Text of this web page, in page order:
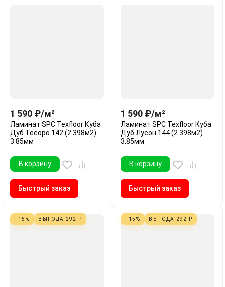
1 590 ₽/м²
Ламинат SPC Texfloor Куба
Дуб Тесоро 142 (2.398м2)
3.85мм
В корзину
Быстрый заказ
1 590 ₽/м²
Ламинат SPC Texfloor Куба
Дуб Лусон 144 (2.398м2)
3.85мм
В корзину
Быстрый заказ
- 15% ВЫГОДА 292 ₽ - 15% ВЫГОДА 292 ₽